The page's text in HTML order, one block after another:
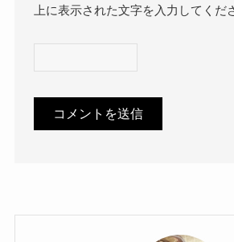
上に表示された文字を入力してくだ